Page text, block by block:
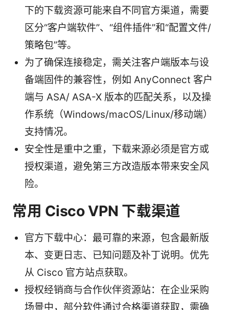
下的下载资源可能来自不同官方渠道，需要
区分“客户端软件”、“组件插件”和“配置文件/
策略包”等。
为了确保连接稳定，需关注客户端版本与设
备端固件的兼容性，例如 AnyConnect 客户
端与 ASA/ ASA-X 版本的匹配关系，以及操
作系统（Windows/macOS/Linux/移动端）
支持情况。
安全性是重中之重，下载来源必须是官方或
授权渠道，避免第三方改造版本带来安全风
险。
常用 Cisco VPN 下载渠道
官方下载中心：最可靠的来源，包含最新版
本、变更日志、已知问题及补丁说明。优先
从 Cisco 官方站点获取。
授权经销商与合作伙伴资源站：在企业采购
场景中，部分软件通过合格渠道获取，需确